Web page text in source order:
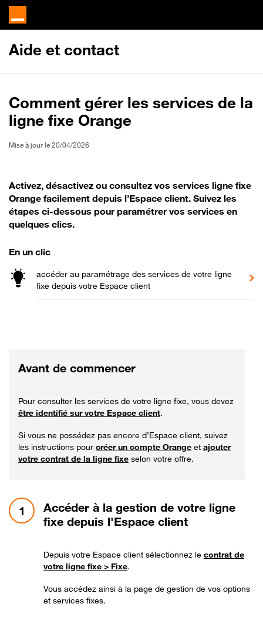
Aide et contact
Comment gérer les services de la
ligne fixe Orange
Mise à jour le 20/04/2026
Activez, désactivez ou consultez vos services ligne fixe
Orange facilement depuis l’Espace client. Suivez les
étapes ci-dessous pour paramétrer vos services en
quelques clics.
En un clic
accéder au paramétrage des services de votre ligne
fixe depuis votre Espace client
Avant de commencer
Pour consulter les services de votre ligne fixe, vous devez
être identifié sur votre Espace client.
Si vous ne possédez pas encore d’Espace client, suivez
les instructions pour créer un compte Orange et ajouter
votre contrat de la ligne fixe selon votre offre.
1 étape 1:
Accéder à la gestion de votre ligne
fixe depuis l'Espace client
Depuis votre Espace client sélectionnez le contrat de
votre ligne fixe > Fixe.
Vous accédez ainsi à la page de gestion de vos options
et services fixes.